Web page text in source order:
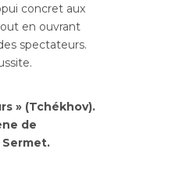
concret aux
en ouvrant
spectateurs.
» (Tchékhov).
de